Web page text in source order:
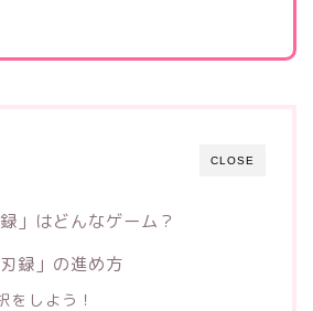
CLOSE
」はどんなゲーム？
録」の進め方
をしよう！